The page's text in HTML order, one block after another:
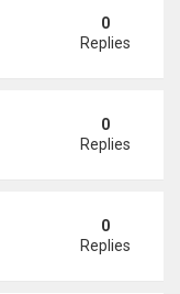
người khác"
0
Replies
năm ở ẩn
0
Replies
để xóa ràng buộc
0
Replies